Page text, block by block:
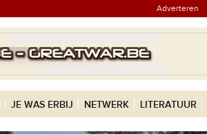
Adverteren
JE WAS ERBIJ NETWERK LITERATUUR